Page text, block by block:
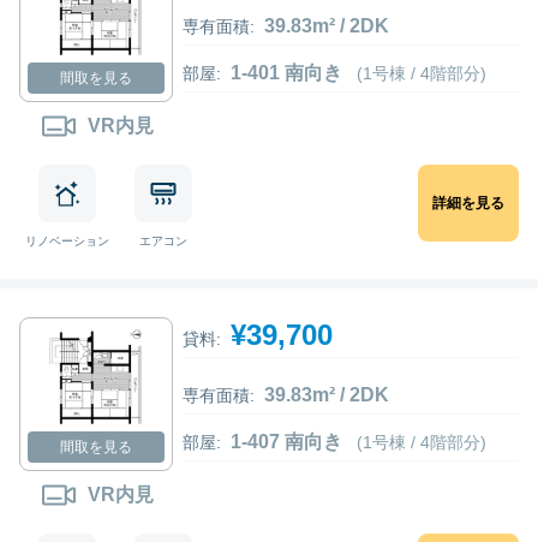
間取を見る
VR内見
専有面積: 39.83m² / 2DK
部屋: 1-401 南向き (1号棟 / 4階部分)
リノベーション エアコン
詳細を見る
間取を見る
VR内見
貸料: ¥39,700
専有面積: 39.83m² / 2DK
部屋: 1-407 南向き (1号棟 / 4階部分)